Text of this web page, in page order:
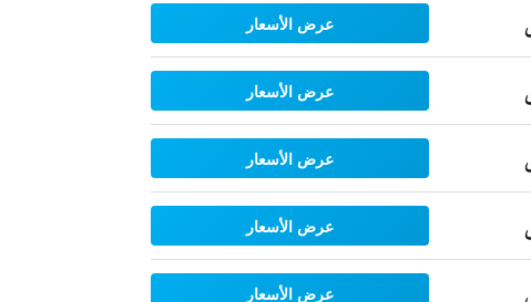
عرض الأسعار
عرض الأسعار
عرض الأسعار
عرض الأسعار
عرض الأسعار